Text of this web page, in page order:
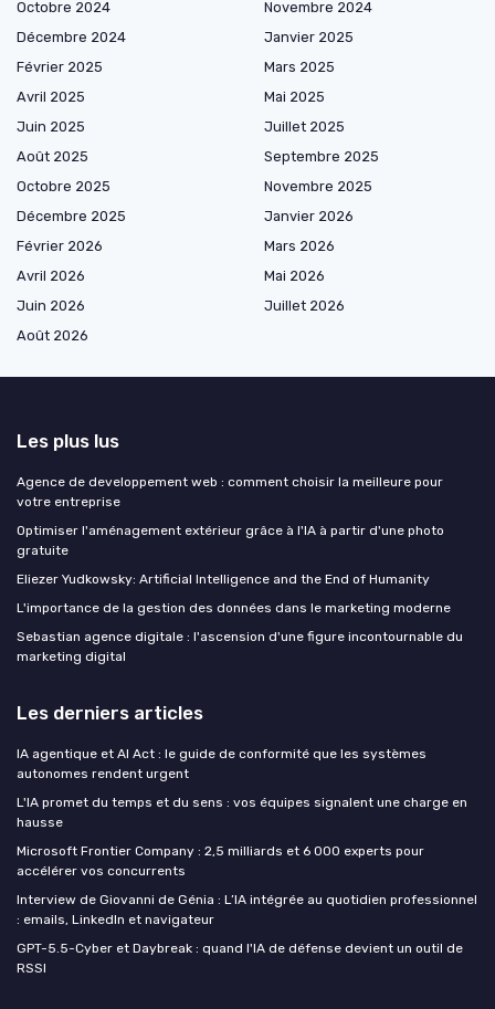
Octobre 2024
Novembre 2024
Décembre 2024
Janvier 2025
Février 2025
Mars 2025
Avril 2025
Mai 2025
Juin 2025
Juillet 2025
Août 2025
Septembre 2025
Octobre 2025
Novembre 2025
Décembre 2025
Janvier 2026
Février 2026
Mars 2026
Avril 2026
Mai 2026
Juin 2026
Juillet 2026
Août 2026
Les plus lus
Agence de developpement web : comment choisir la meilleure pour
votre entreprise
Optimiser l'aménagement extérieur grâce à l'IA à partir d'une photo
gratuite
Eliezer Yudkowsky: Artificial Intelligence and the End of Humanity
L'importance de la gestion des données dans le marketing moderne
Sebastian agence digitale : l'ascension d'une figure incontournable du
marketing digital
Les derniers articles
IA agentique et AI Act : le guide de conformité que les systèmes
autonomes rendent urgent
L'IA promet du temps et du sens : vos équipes signalent une charge en
hausse
Microsoft Frontier Company : 2,5 milliards et 6 000 experts pour
accélérer vos concurrents
Interview de Giovanni de Génia : L’IA intégrée au quotidien professionnel
: emails, LinkedIn et navigateur
GPT-5.5-Cyber et Daybreak : quand l'IA de défense devient un outil de
RSSI